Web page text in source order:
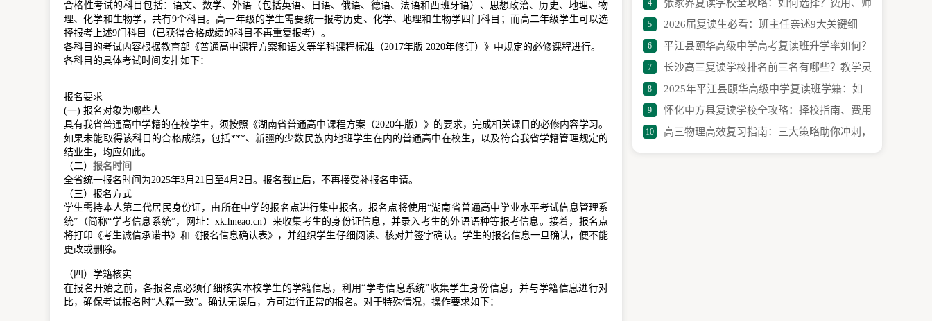
合格性考试的科目包括：语文、数学、外语（包括英语、日语、俄语、德语、法语和西班牙语）、思想政治、历史、地理、物
理、化学和生物学，共有9个科目。高一年级的学生需要统一报考历史、化学、地理和生物学四门科目；而高二年级学生可以选
择报考上述9门科目（已获得合格成绩的科目不再重复报考）。
各科目的考试内容根据教育部《普通高中课程方案和语文等学科课程标准（2017年版 2020年修订）》中规定的必修课程进行。
各科目的具体考试时间安排如下：
报名要求
(一) 报名对象为哪些人
具有我省普通高中学籍的在校学生，须按照《湖南省普通高中课程方案（2020年版）》的要求，完成相关课目的必修内容学习。
如果未能取得该科目的合格成绩，包括***、新疆的少数民族内地班学生在内的普通高中在校生，以及符合我省学籍管理规定的
结业生，均应如此。
（二） 报名时间
全省统一报名时间为2025年3月21日至4月2日。报名截止后，不再接受补报名申请。
（三）报名方式
学生需持本人第二代居民身份证，由所在中学的报名点进行集中报名。报名点将使用“湖南省普通高中学业水平考试信息管理系
统”（简称“学考信息系统”，网址：xk.hneao.cn）来收集考生的身份证信息，并录入考生的外语语种等报考信息。接着，报名点
将打印《考生诚信承诺书》和《报名信息确认表》，并组织学生仔细阅读、核对并签字确认。学生的报名信息一旦确认，便不能
更改或删除。
（四）学籍核实
在报名开始之前，各报名点必须仔细核实本校学生的学籍信息，利用“学考信息系统”收集学生身份信息，并与学籍信息进行对
比，确保考试报名时“人籍一致”。确认无误后，方可进行正常的报名。对于特殊情况，操作要求如下：
理、结构与发电效率
4
张家界复读学校全攻略：如何选择？费用、师
资与升学率详解
5
2026届复读生必看：班主任亲述9大关键细
节，帮你避开95%踩坑风险
6
平江县颐华高级中学高考复读班升学率如何？
——深度解析备考策略与成果
7
长沙高三复读学校排名前三名有哪些？教学灵
活性强、管理人性化的学校榜上有名
8
2025年平江县颐华高级中学复读班学籍：如
何处理、如何办理？
9
怀化中方县复读学校全攻略：择校指南、费用
解析与成功经验分享
10
高三物理高效复习指南：三大策略助你冲刺，
学习技巧全解析